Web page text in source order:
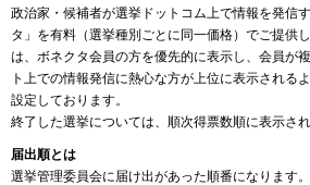
政治家・候補者が選挙ドットコム上で情報を発信
タ」を有料（選挙種別ごとに同一価格）でご提供
は、ボネクタ会員の方を優先的に表示し、会員が
ト上での情報発信に熱心な方が上位に表示される
設定しております。
終了した選挙については、順次得票数順に表示され
届出順とは
選挙管理委員会に届け出があった順番になります